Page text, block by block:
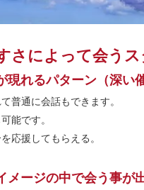
さによって会うス
れるパターン（深い
普通に会話もできます。
能です。
応援してもらえる。
ージの中で会う事が